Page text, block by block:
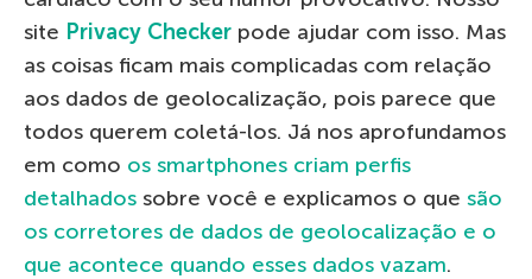
site Privacy Checker pode ajudar com isso. Mas
as coisas ficam mais complicadas com relação
aos dados de geolocalização, pois parece que
todos querem coletá-los. Já nos aprofundamos
em como os smartphones criam perfis
detalhados sobre você e explicamos o que são
os corretores de dados de geolocalização e o
que acontece quando esses dados vazam.